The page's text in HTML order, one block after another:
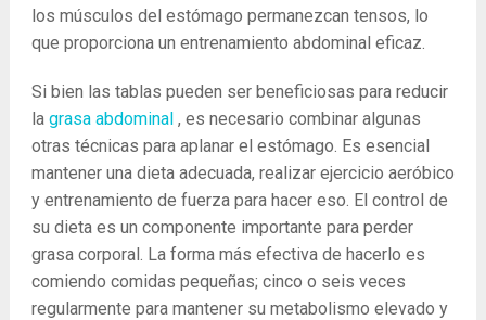
los músculos del estómago permanezcan tensos, lo
que proporciona un entrenamiento abdominal eficaz.
Si bien las tablas pueden ser beneficiosas para reducir
la grasa abdominal, es necesario combinar algunas
otras técnicas para aplanar el estómago. Es esencial
mantener una dieta adecuada, realizar ejercicio aeróbico
y entrenamiento de fuerza para hacer eso. El control de
su dieta es un componente importante para perder
grasa corporal. La forma más efectiva de hacerlo es
comiendo comidas pequeñas; cinco o seis veces
regularmente para mantener su metabolismo elevado y